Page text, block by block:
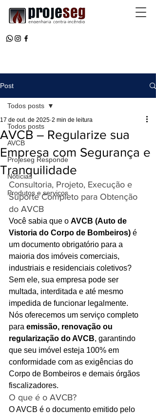
Ligações de 8h as 17h
WhatsApp de 8h as 12h
Siga nosso facebook
E também nosso instagram
Post
Todos posts
AVCB
Projeseg Responde
Notícias
Produtos e serviços
Todos posts
AVCB – Regularize sua
Empresa com Segurança e
Tranquilidade
17 de out. de 2025 2 min de leitura
Consultoria, Projeto, Execução e
Suporte Completo para Obtenção
do AVCB
Você sabia que o AVCB (Auto de
Vistoria do Corpo de Bombeiros) é
um documento obrigatório para a
maioria dos imóveis comerciais,
industriais e residenciais coletivos?
Sem ele, sua empresa pode ser
multada, interditada e até mesmo
impedida de funcionar legalmente.
Nós oferecemos um serviço completo
para emissão, renovação ou
regularização do AVCB, garantindo
que seu imóvel esteja 100% em
conformidade com as exigências do
Corpo de Bombeiros e demais órgãos
fiscalizadores.
O que é o AVCB?
O AVCB é o documento emitido pelo